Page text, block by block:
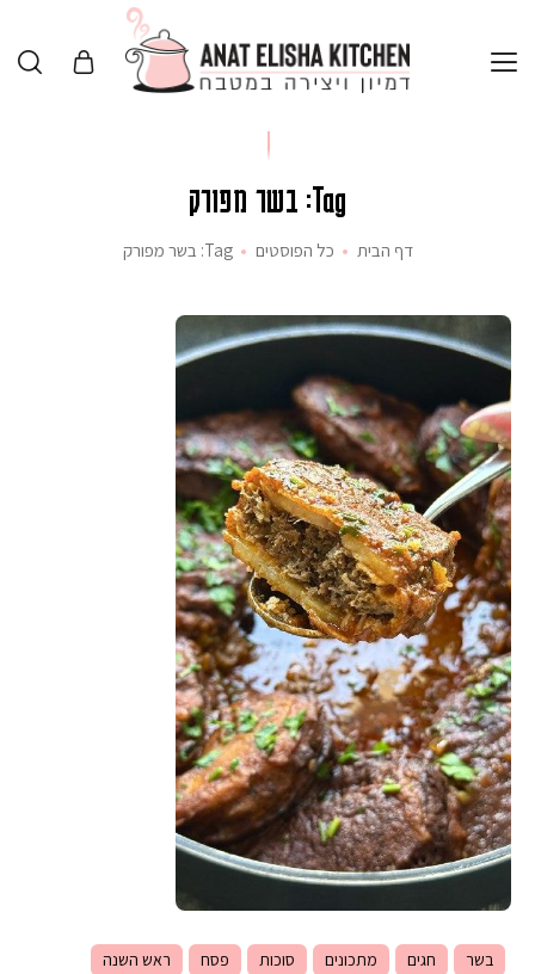
Tag: בשר מפורק
דף הבית כל הפוסטים Tag: בשר מפורק
בשר חגים מתכונים סוכות פסח ראש השנה